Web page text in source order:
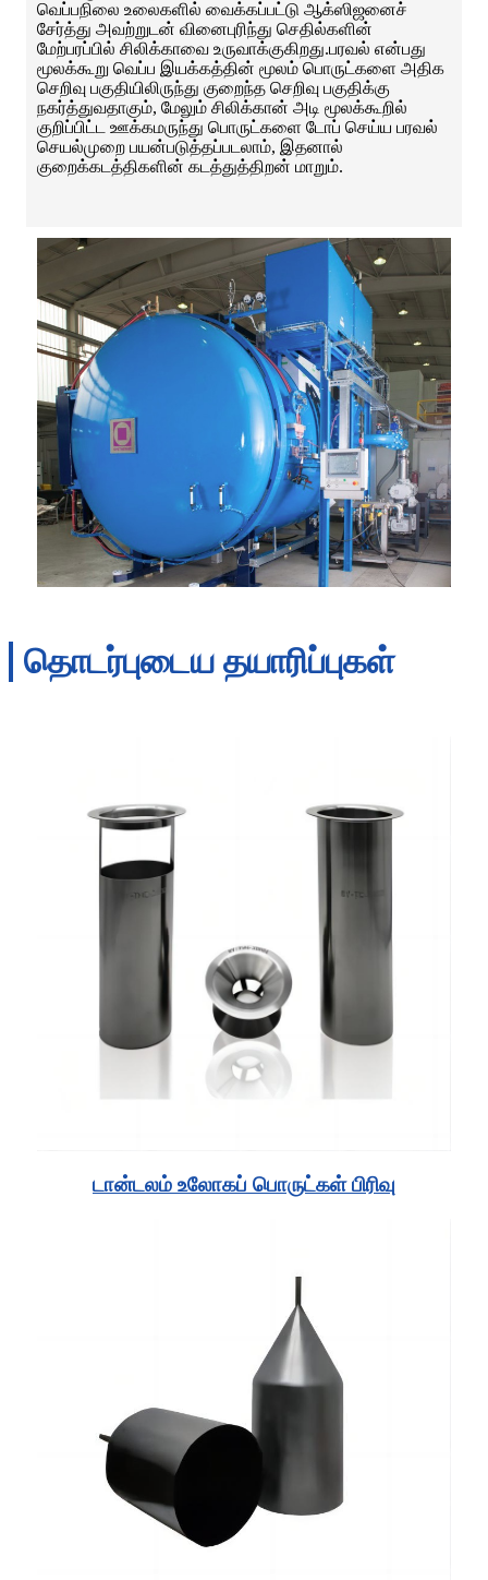
வெப்பநிலை உலைகளில் வைக்கப்பட்டு ஆக்ஸிஜனைச்
சேர்த்து அவற்றுடன் வினைபுரிந்து செதில்களின்
மேற்பரப்பில் சிலிக்காவை உருவாக்குகிறது.பரவல் என்பது
மூலக்கூறு வெப்ப இயக்கத்தின் மூலம் பொருட்களை அதிக
செறிவு பகுதியிலிருந்து குறைந்த செறிவு பகுதிக்கு
நகர்த்துவதாகும், மேலும் சிலிக்கான் அடி மூலக்கூறில்
குறிப்பிட்ட ஊக்கமருந்து பொருட்களை டோப் செய்ய பரவல்
செயல்முறை பயன்படுத்தப்படலாம், இதனால்
குறைக்கடத்திகளின் கடத்துத்திறன் மாறும்.
தொடர்புடைய தயாரிப்புகள்
டான்டலம் உலோகப் பொருட்கள் பிரிவு